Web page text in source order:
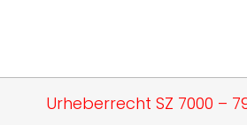
Urheberrecht SZ 7000 –